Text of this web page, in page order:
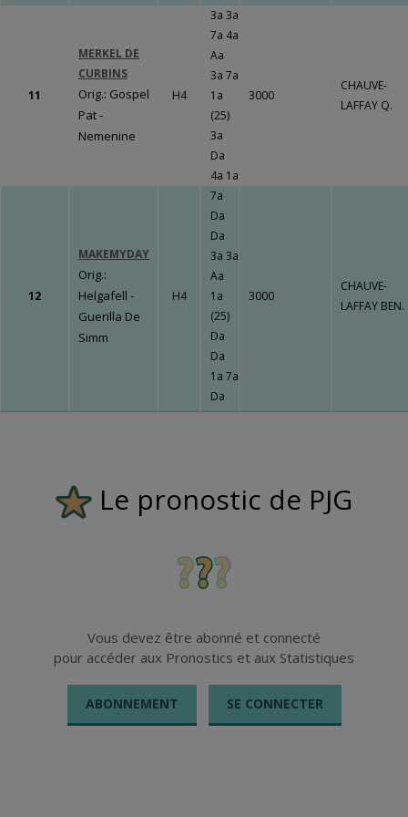
Un travail
gigantesque qui
va porter ses
fruits !!!
Fermer
LE BOURG
Fermer
11
MERKEL DE
CURBINS
Orig.: Gospel
Pat -
Nemenine
H4
3a 3a
7a 4a
Aa
3a 7a
1a
(25)
3a
Da
4a 1a
3000
CHAUVE-
LAFFAY Q.
12
MAKEMYDAY
Orig.:
Helgafell -
Guerilla De
Simm
H4
7a
Da
Da
3a 3a
Aa
1a
(25)
Da
Da
1a 7a
Da
3000
CHAUVE-
LAFFAY BEN.
Le pronostic de PJG
Vous devez être abonné et connecté
pour accéder aux Pronostics et aux Statistiques
ABONNEMENT SE CONNECTER